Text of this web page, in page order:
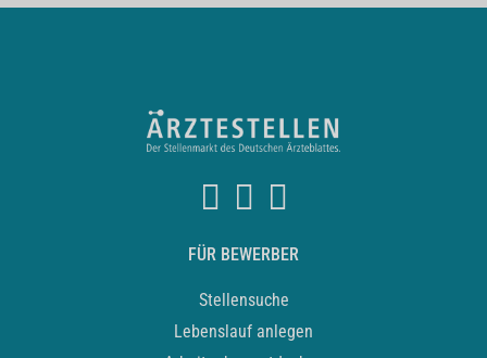
FÜR BEWERBER
Stellensuche
Lebenslauf anlegen